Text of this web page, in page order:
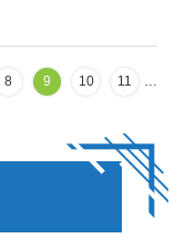
…
8 9 10 11